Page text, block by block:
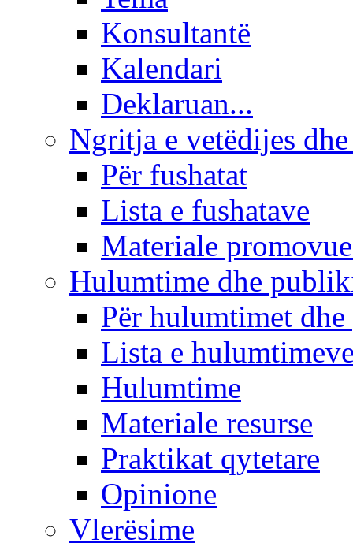
Konsultantë
Kalendari
Deklaruan...
Ngritja e vetëdijes
Për fushatat
Lista e fushatave
Materiale
Hulumtime dhe
Për hulumtimet
Lista e
Hulumtime
Materiale resurse
Praktikat qytetare
Opinione
Vlerësime